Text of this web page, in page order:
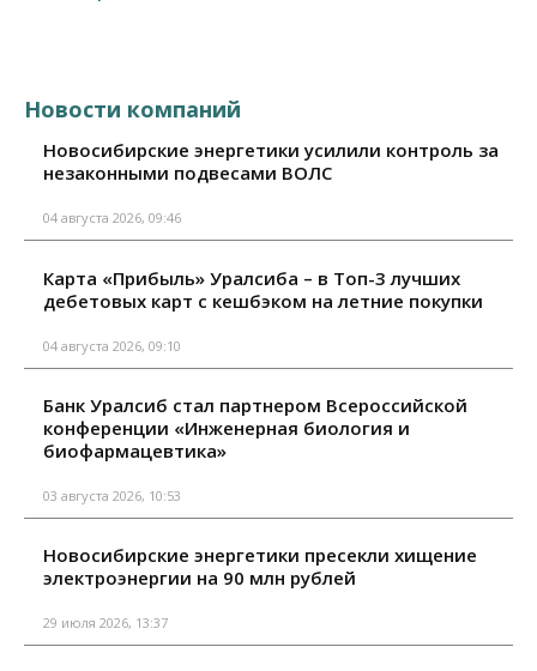
Новости компаний
Новосибирские энергетики усилили контроль за
незаконными подвесами ВОЛС
04 августа 2026, 09:46
Карта «Прибыль» Уралсиба – в Топ-3 лучших
дебетовых карт с кешбэком на летние покупки
04 августа 2026, 09:10
Банк Уралсиб стал партнером Всероссийской
конференции «Инженерная биология и
биофармацевтика»
03 августа 2026, 10:53
Новосибирские энергетики пресекли хищение
электроэнергии на 90 млн рублей
29 июля 2026, 13:37